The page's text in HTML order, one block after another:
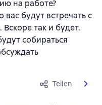
на работе?
будут встречать с
так и будет.
собираться
Teilen